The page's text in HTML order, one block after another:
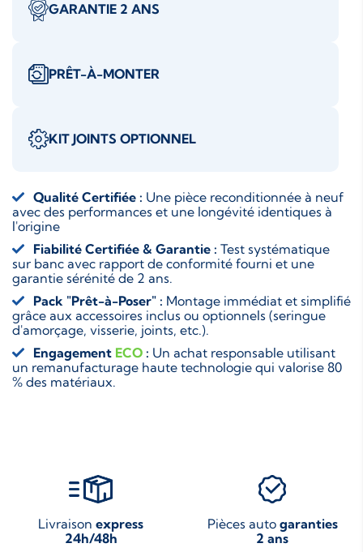
GARANTIE 2 ANS
PRÊT-À-MONTER
KIT JOINTS OPTIONNEL
Qualité Certifiée : Une pièce reconditionnée à neuf
avec des performances et une longévité identiques à
l'origine
Fiabilité Certifiée & Garantie : Test systématique
sur banc avec rapport de conformité fourni et une
garantie sérénité de 2 ans.
Pack "Prêt-à-Poser" : Montage immédiat et simplifié
grâce aux accessoires inclus ou optionnels (seringue
d'amorçage, visserie, joints, etc.).
Engagement ECO : Un achat responsable utilisant
un remanufacturage haute technologie qui valorise 80
% des matériaux.
Livraison express
24h/48h
Pièces auto garanties
2 ans